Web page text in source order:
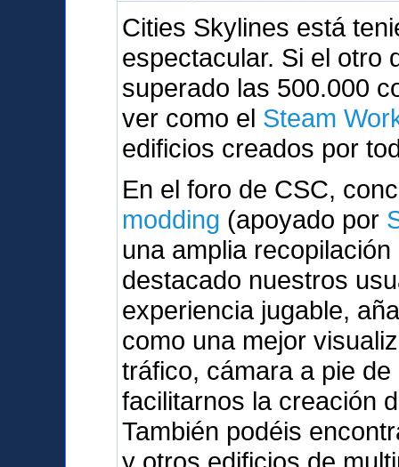
Cities Skylines está
espectacular. Si el otro
superado las 500.000
ver como el Steam
edificios creados por
En el foro de CSC,
modding (apoyado por
una amplia
destacado nuestros
experiencia jugable,
como una mejor
tráfico, cámara a pie
facilitarnos la creación
También podéis
y otros edificios de